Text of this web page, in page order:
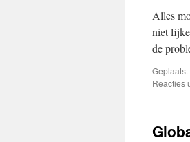
Alles
niet
de
Geplaatst
Reacties